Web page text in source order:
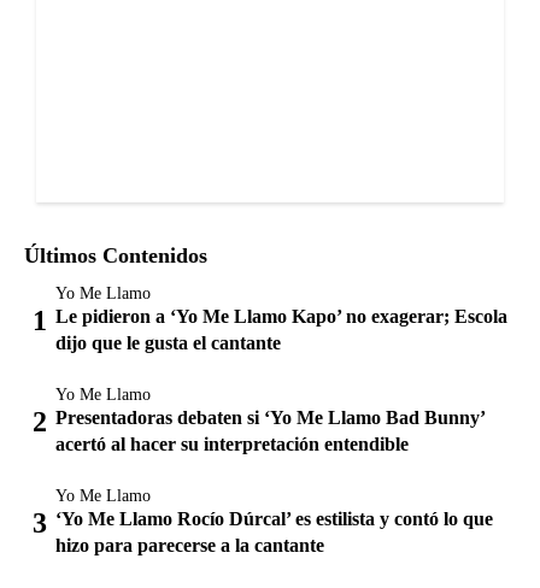
Últimos Contenidos
Yo Me Llamo
Le pidieron a ‘Yo Me Llamo Kapo’ no exagerar; Escola
dijo que le gusta el cantante
Yo Me Llamo
Presentadoras debaten si ‘Yo Me Llamo Bad Bunny’
acertó al hacer su interpretación entendible
Yo Me Llamo
‘Yo Me Llamo Rocío Dúrcal’ es estilista y contó lo que
hizo para parecerse a la cantante